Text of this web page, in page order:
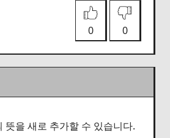
0 0
뜻을 새로 추가할 수 있습니다.